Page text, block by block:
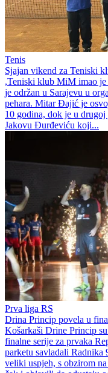
Tenis
Sjajan vikend za Teniski
,Teniski klub MiM imao
je održan u Sarajevu u
pehara. Mitar Đajić je
10 godina, dok je u
Jakovu Đurđeviću koji...
Prva liga RS
Drina Princip povela u
Košarkaši Drine Princip
finalne serije za prvaka
parketu savladali Radnika
veliki uspjeh, s obzirom